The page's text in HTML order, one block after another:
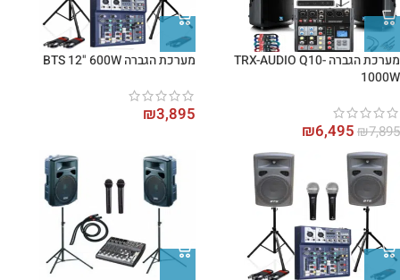
מערכת הגברה TRX-AUDIO Q10-
1000W
₪7,895
₪6,495
מערכת הגברה BTS 12" 600W
₪3,895